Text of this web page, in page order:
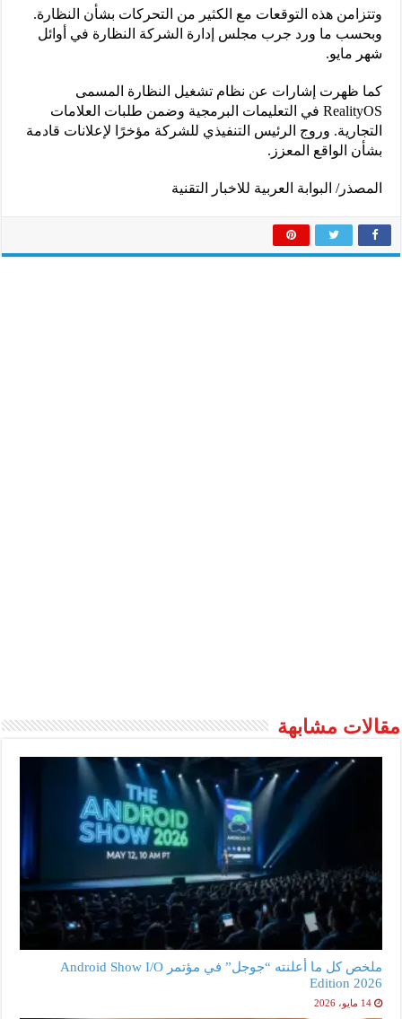
وتتزامن هذه التوقعات مع الكثير من التحركات بشأن النظارة.
وبحسب ما ورد جرب مجلس إدارة الشركة النظارة في أوائل
شهر مايو.
كما ظهرت إشارات عن نظام تشغيل النظارة المسمى
RealityOS في التعليمات البرمجية وضمن طلبات العلامات
التجارية. وروج الرئيس التنفيذي للشركة مؤخرًا لإعلانات قادمة
بشأن الواقع المعزز.
المصذر/ البوابة العربية للاخبار التقنية
مقالات مشابهة
ملخص كل ما أعلنته “جوجل” في مؤتمر Android Show I/O
Edition 2026
14 مايو، 2026